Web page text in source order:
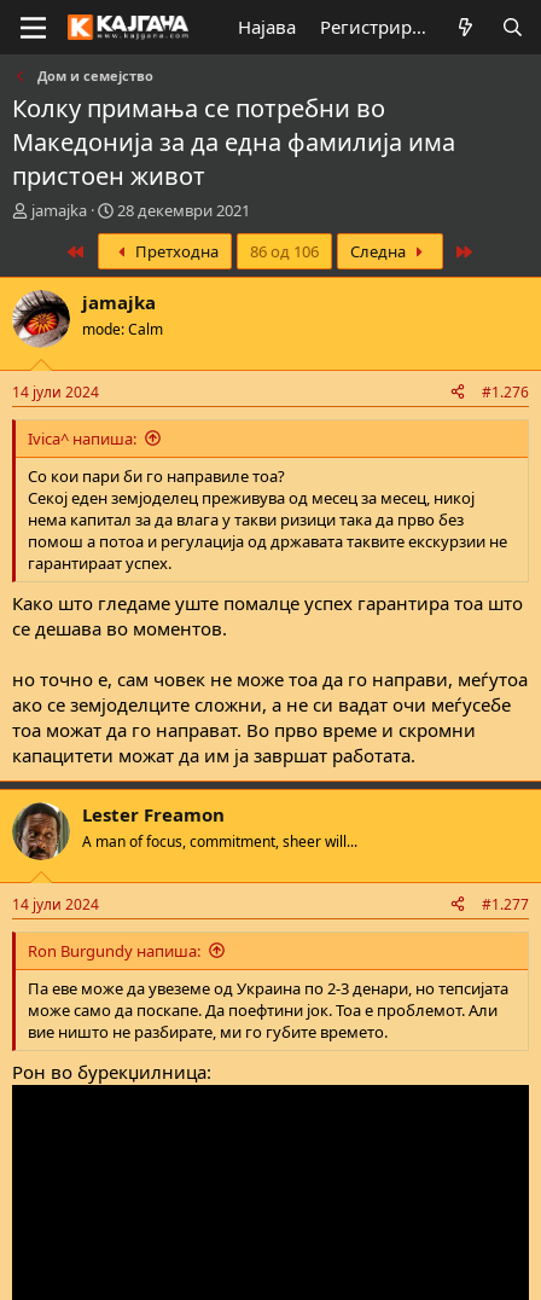
Најава Регистрирај се
Дом и семејство
Колку примања се потребни во
Македонија за да една фамилија има
пристоен живот
К
а
т
о
р
н
а
т
е
м
а
т
а
jamajka
В
р
е
м
е
а
п
о
ч
н
у
в
а
њ
е
28 декември 2021
Претходна 86 од 106 Следна
jamajka
mode: Calm
14 јули 2024 #1.276
Ivica^ напиша:
Со кои пари би го направиле тоа?
Секој еден земјоделец преживува од месец за месец, никој
нема капитал за да влага у такви ризици така да прво без
помош а потоа и регулација од државата таквите екскурзии не
гарантираат успех.
Како што гледаме уште помалце успех гарантира тоа што
се дешава во моментов.
но точно е, сам човек не може тоа да го направи, меѓутоа
ако се земјоделците сложни, а не си вадат очи меѓусебе
тоа можат да го направат. Во прво време и скромни
капацитети можат да им ја завршат работата.
Lester Freamon
A man of focus, commitment, sheer will...
14 јули 2024 #1.277
Ron Burgundy напиша:
Па еве може да увеземе од Украина по 2-3 денари, но тепсијата
може само да поскапе. Да поефтини јок. Тоа е проблемот. Али
вие ништо не разбирате, ми го губите времето.
Рон во бурекџилница: